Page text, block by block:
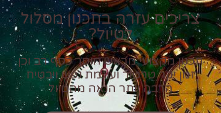
צריכים עזרה בתכנון מסלול
לטיול?
תכנון מקצועי מראש חוסך כסף רב וכן
זמן יקר טרטור ועוגמת נפש ויבטיח
הרבה יותר הנאה מהטיול